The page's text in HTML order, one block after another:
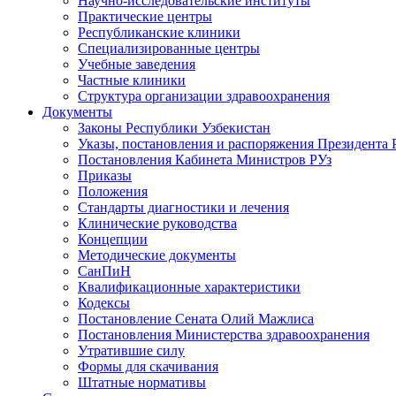
Практические центры
Республиканские клиники
Специализированные центры
Учебные заведения
Частные клиники
Структура организации здравоохранения
Документы
Законы Республики Узбекистан
Указы, постановления и распоряжения Президента
Постановления Кабинета Министров РУз
Приказы
Положения
Стандарты диагностики и лечения
Клинические руководства
Концепции
Методические документы
СанПиН
Квалификационные характеристики
Кодексы
Постановление Сената Олий Мажлиса
Постановления Министерства здравоохранения
Утратившие силу
Формы для скачивания
Штатные нормативы